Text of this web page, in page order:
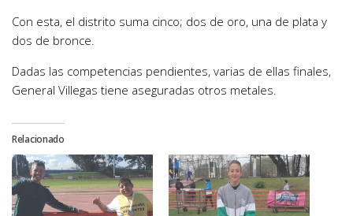
Con esta, el distrito suma cinco; dos de oro, una de plata y
dos de bronce.
Dadas las competencias pendientes, varias de ellas finales,
General Villegas tiene aseguradas otros metales.
Relacionado